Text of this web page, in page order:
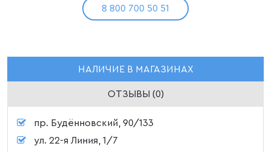
8 800 700 50 51
НАЛИЧИЕ В МАГАЗИНАХ
ОТЗЫВЫ (0)
пр. Будённовский, 90/133
ул. 22-я Линия, 1/7